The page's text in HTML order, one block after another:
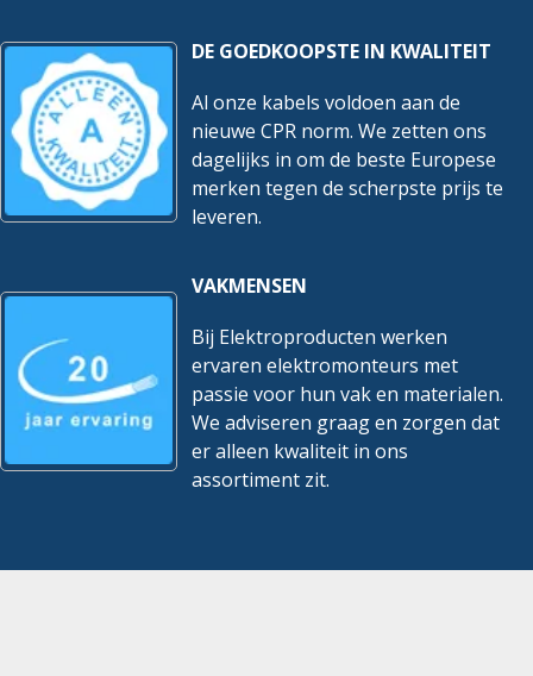
DE GOEDKOOPSTE IN KWALITEIT
Al onze kabels voldoen aan de
nieuwe CPR norm. We zetten ons
dagelijks in om de beste Europese
merken tegen de scherpste prijs te
leveren.
VAKMENSEN
Bij Elektroproducten werken
ervaren elektromonteurs met
passie voor hun vak en materialen.
We adviseren graag en zorgen dat
er alleen kwaliteit in ons
assortiment zit.